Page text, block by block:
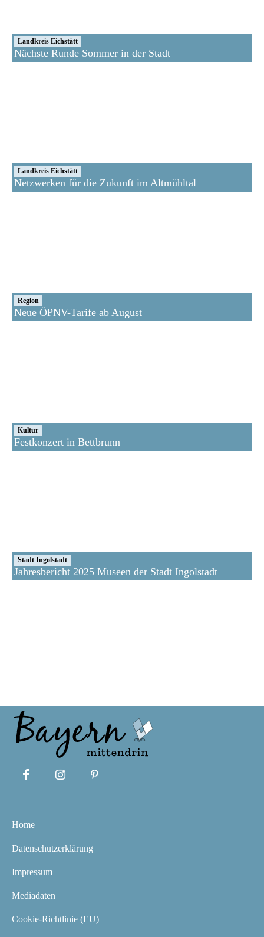
Landkreis Eichstätt
Nächste Runde Sommer in der Stadt
Landkreis Eichstätt
Netzwerken für die Zukunft im Altmühltal
Region
Neue ÖPNV-Tarife ab August
Kultur
Festkonzert in Bettbrunn
Stadt Ingolstadt
Jahresbericht 2025 Museen der Stadt Ingolstadt
Home
Datenschutzerklärung
Impressum
Mediadaten
Cookie-Richtlinie (EU)